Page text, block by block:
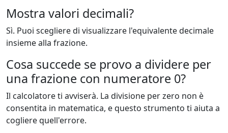
Mostra valori decimali?
Sì. Puoi scegliere di visualizzare l'equivalente decimale
insieme alla frazione.
Cosa succede se provo a dividere per
una frazione con numeratore 0?
Il calcolatore ti avviserà. La divisione per zero non è
consentita in matematica, e questo strumento ti aiuta a
cogliere quell'errore.